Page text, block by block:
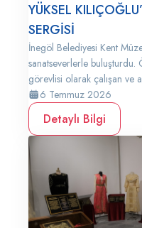
YÜKSEL
SERGİSİ
İnegöl Belediyesi Kent
sanatseverlerle
görevlisi olarak çalışan ve
6 Temmuz 2026
Detaylı Bilgi